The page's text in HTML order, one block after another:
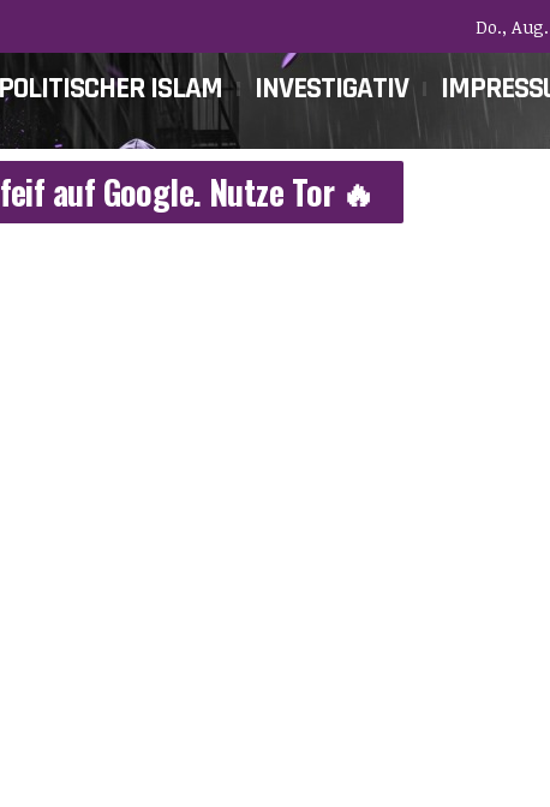
Do.,
POLITISCHER ISLAM INVESTIGATIV
auf Google. Nutze Tor 🔥